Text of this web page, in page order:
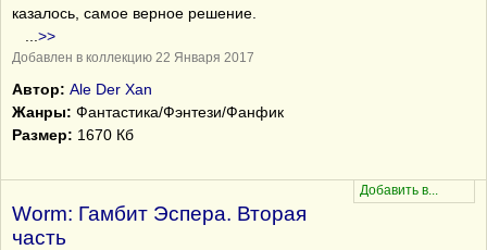
казалось, самое верное решение.
>>
Добавлен в коллекцию 22 Января 2017
Автор: Ale Dеr Xаn
Жанры: Фантастика/Фэнтези/Фанфик
Размер: 1670 Кб
Worm: Гамбит Эспера. Вторая
часть